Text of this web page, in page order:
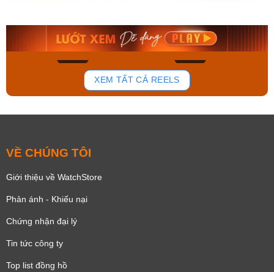
153
Mua ngay Mua ngay
XEM TẤT CẢ REELS
VỀ CHÚNG TÔI
Giới thiệu về WatchStore
Phản ánh - Khiếu nại
Chứng nhận đại lý
Tin tức công ty
Top list đồng hồ